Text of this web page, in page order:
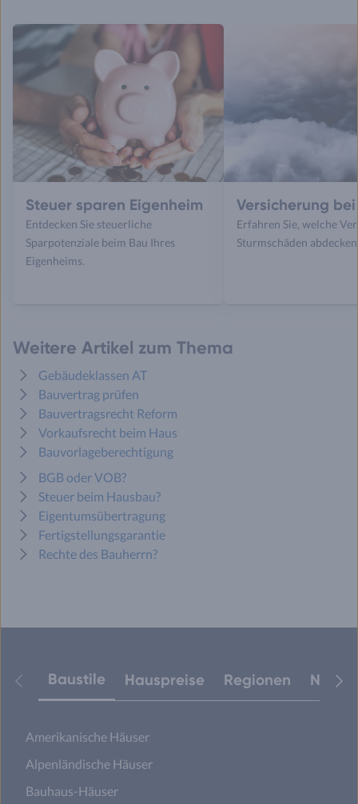
Steuer sparen Eigenheim
Entdecken Sie steuerliche
Sparpotenziale beim Bau Ihres
Eigenheims.
Versicherung
Erfahren Sie, welche
Sturmschäden
Weitere Artikel zum Thema
Gebäudeklassen AT
Bauvertrag prüfen
Bauvertragsrecht Reform
Vorkaufsrecht beim Haus
Bauvorlageberechtigung
BGB oder VOB?
Steuer beim Hausbau?
Eigentumsübertragung
Fertigstellungsgarantie
Rechte des Bauherrn?
Baustile Hauspreise Regionen
Amerikanische Häuser
Alpenländische Häuser
Bauhaus-Häuser